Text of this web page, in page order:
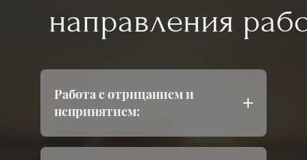
направления
Работа с отрицанием и
непринятием: